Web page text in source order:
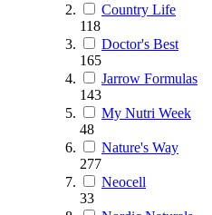
Country Life
118
Doctor's Best
165
Jarrow Formulas
143
My Nutri Week
48
Nature's Way
277
Neocell
33